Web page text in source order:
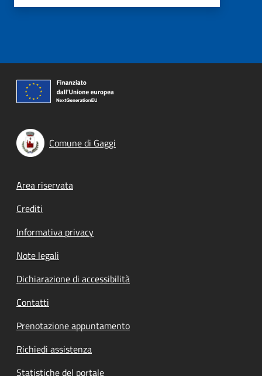
Comune di Gaggi
Footer menu
Area riservata
Crediti
Informativa privacy
Note legali
Dichiarazione di accessibilità
Contatti
Prenotazione appuntamento
Richiedi assistenza
Statistiche del portale